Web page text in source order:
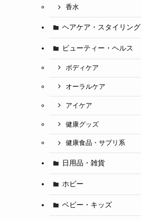
香水
ヘアケア・スタイリング
ビューティー・ヘルス
ボディケア
オーラルケア
アイケア
健康グッズ
健康食品・サプリ系
日用品・雑貨
ホビー
ベビー・キッズ